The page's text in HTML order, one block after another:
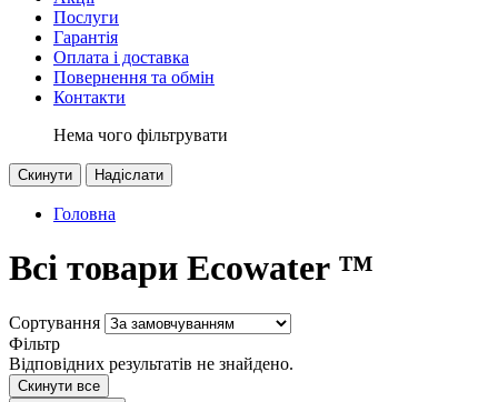
Послуги
Гарантія
Оплата і доставка
Повернення та обмін
Контакти
Нема чого фільтрувати
Скинути Надіслати
Головна
Всі товари Ecowater ™
Сортування
Фільтр
Відповідних результатів не знайдено.
Скинути все